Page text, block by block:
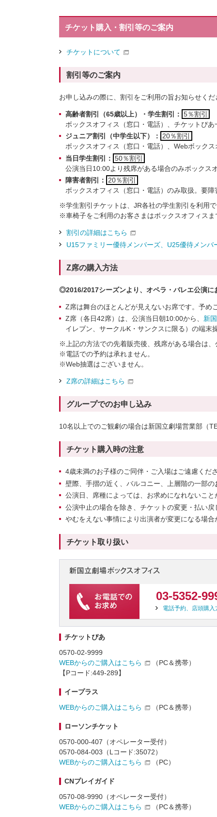
チケット購入・割引等のご案内
チケットについて
割引等のご案内
お申し込みの際に、割引をご利用の旨お知らせく
高齢者割引（65歳以上）・学生割引： 5％割引
ボックスオフィス（窓口・電話）、チケットぴ
ジュニア割引（中学生以下）：
20％割引
ボックスオフィス（窓口・電話）、Webボック
当日学生割引： 50％割引
公演当日10:00より残席がある場合のみボックス
障害者割引：
20％割引
ボックスオフィス（窓口・電話）のみ取扱。要障
※学生割引チケットは、JR各社の学生割引を利用
※車椅子をご利用のお客さまはボックスオフィス
割引の詳細はこちら
U15ファミリー優待メンバーズ、 U25優待メンバ
Z席の購入方法
◎2016/2017シーズンより、オペラ・バレエ公演に
Z席は舞台のほとんどが見えないお席です。予め
Z席（各日42席）は、公演当日朝10:00から、 新
イレブン、サークルK・サンクスに限る）の端
※ 上記の方法での先着販売後、残席がある場合は
※電話での予約は承れません。
※Web抽選はございません。
Z席の詳細はこちら
グループでのお申し込み
10名以上でのご観劇の場合は新国立劇場営業部（
チケット購入時の注意
4歳未満のお子様のご同伴・ご入場はご遠慮くだ
壁際、手摺の近く、バルコニー、上層階の一部
公演日、席種によっては、お求めになれないこと
公演中止の場合を除き、チケットの変更・払い
やむをえない事情により出演者が変更になる場
チケット取り扱い
03-5352-
電話予約、店頭購入
チケットぴあ
0570-02-9999
WEBからのご購入はこちら
（PC＆携帯）
【Pコード:449-289】
イープラス
WEBからのご購入はこちら
（PC＆携帯）
ローソンチケット
0570-000-407（オペレーター受付）
0570-084-003（Lコード:35072）
WEBからのご購入はこちら
（PC）
CNプレイガイド
0570-08-9990（オペレーター受付）
WEBからのご購入はこちら
（PC＆携帯）